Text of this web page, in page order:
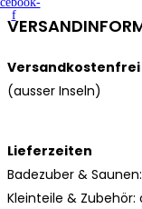
f
(ausser Inseln)
Lieferzeiten
Badezuber &
Kleinteile & Zubehör: